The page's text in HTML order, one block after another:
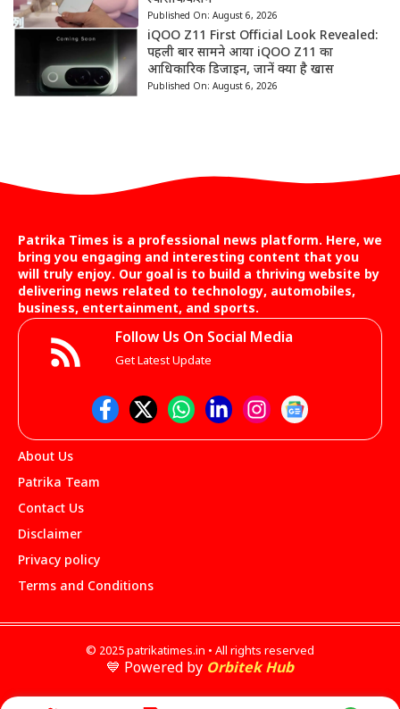
Published On: August 6, 2026
iQOO Z11 First Official Look Revealed:
पहली बार सामने आया iQOO Z11 का
आधिकारिक डिजाइन, जानें क्या है खास
Published On: August 6, 2026
Patrika Times is a professional news platform. Here, we
bring you engaging and interesting content that you
will truly enjoy. Our goal is to build a thriving website by
delivering news related to technology, automobiles,
business, entertainment, and sports.
Follow Us On Social Media
Get Latest Update
About Us
Patrika Team
Contact Us
Disclaimer
Privacy policy
Terms and Conditions
© 2025 patrikatimes.in • All rights reserved
💙 Powered by Orbitek Hub